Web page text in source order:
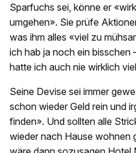
Sparfuchs sei, könne er
umgehen». Sie prüfe
was ihm alles «viel zu
ich hab ja noch ein bisschen
hatte ich auch nie wirklich
Seine Devise sei immer
schon wieder Geld rein und
finden». Und sollten alle
wieder nach Hause wohnen